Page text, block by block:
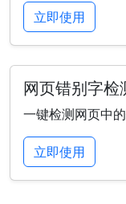
立即使用
网页错别字检
一键检测网页中
立即使用